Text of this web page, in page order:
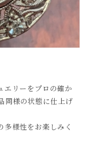
リーをプロの確か
同様の状態に仕上げ
様性をお楽しみく